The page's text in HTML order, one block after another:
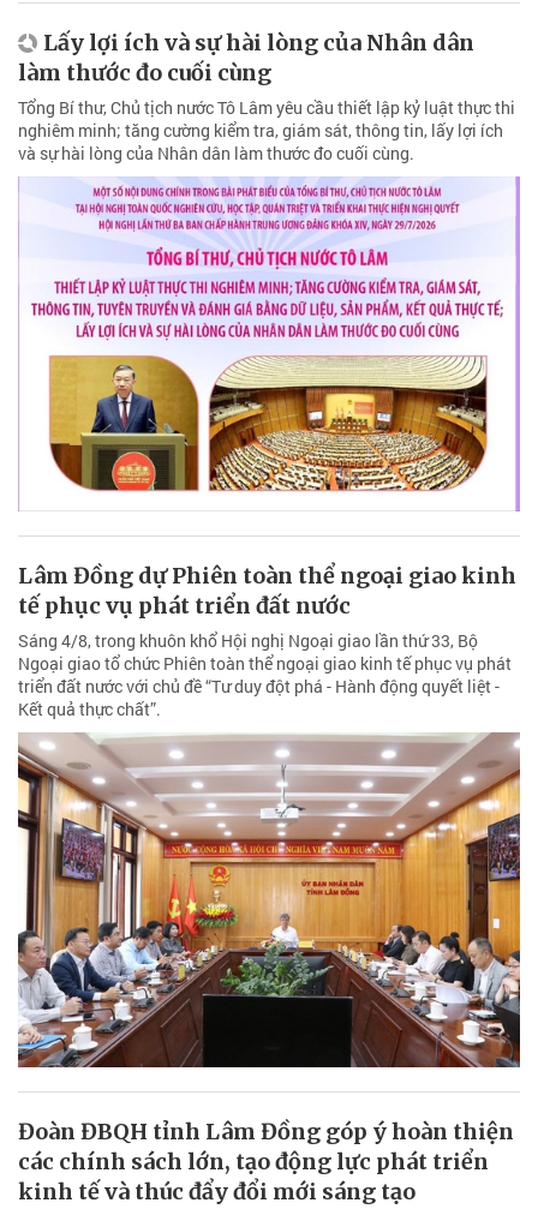
Lấy lợi ích và sự hài lòng của Nhân dân
làm thước đo cuối cùng
Tổng Bí thư, Chủ tịch nước Tô Lâm yêu cầu thiết lập kỷ luật thực thi
nghiêm minh; tăng cường kiểm tra, giám sát, thông tin, lấy lợi ích
và sự hài lòng của Nhân dân làm thước đo cuối cùng.
Lâm Đồng dự Phiên toàn thể ngoại giao kinh
tế phục vụ phát triển đất nước
Sáng 4/8, trong khuôn khổ Hội nghị Ngoại giao lần thứ 33, Bộ
Ngoại giao tổ chức Phiên toàn thể ngoại giao kinh tế phục vụ phát
triển đất nước với chủ đề “Tư duy đột phá - Hành động quyết liệt -
Kết quả thực chất”.
Đoàn ĐBQH tỉnh Lâm Đồng góp ý hoàn thiện
các chính sách lớn, tạo động lực phát triển
kinh tế và thúc đẩy đổi mới sáng tạo